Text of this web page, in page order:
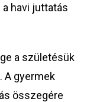
havi juttatás
a születésük
A gyermek
összegére